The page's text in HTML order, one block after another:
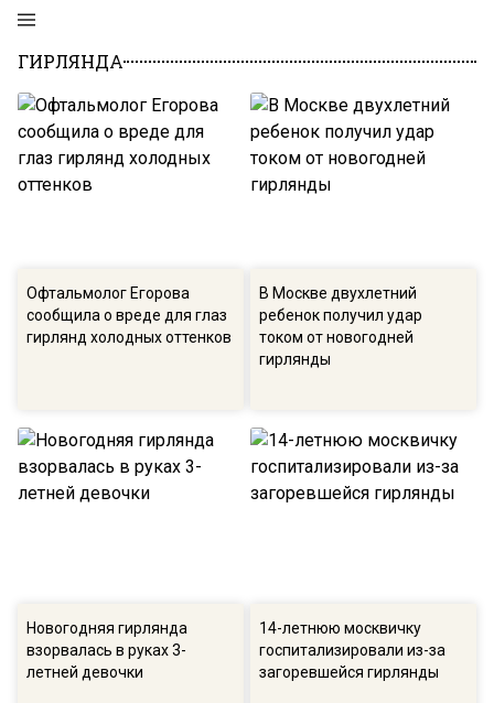
ГИРЛЯНДА
Офтальмолог Егорова
сообщила о вреде для глаз
гирлянд холодных оттенков
В Москве двухлетний
ребенок получил удар
током от новогодней
гирлянды
Новогодняя гирлянда
взорвалась в руках 3-
летней девочки
14-летнюю москвичку
госпитализировали из-за
загоревшейся гирлянды